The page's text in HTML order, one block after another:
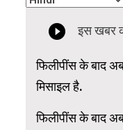
फिलीपींस के बाद
मिसाइल है.
फिलीपींस के बाद